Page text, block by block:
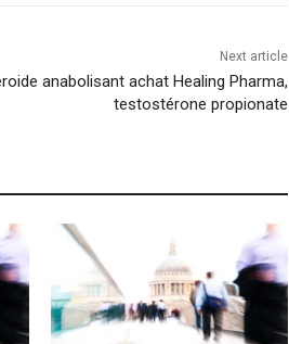
Next article
anabolisant achat Healing Pharma,
testostérone propionate